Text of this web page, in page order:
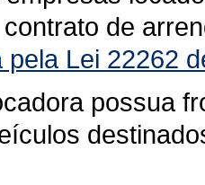
de
Lei 22262
possua